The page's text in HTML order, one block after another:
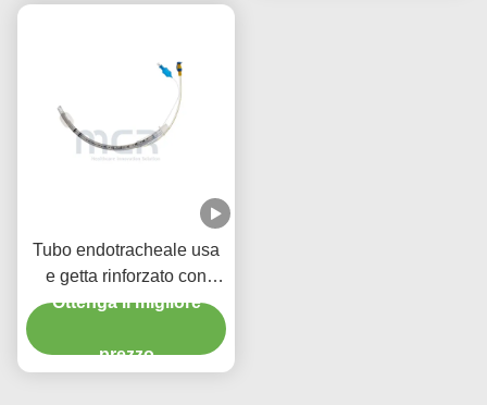
Tubo endotracheale usa
e getta rinforzato con
portale di aspirazione
in PU
Ottenga il migliore
prezzo